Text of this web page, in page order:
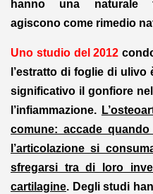
hanno una naturale
agiscono come rimedio
Uno studio del 2012
l’estratto di foglie di
significativo il gonfiore
l’infiammazione.
comune: accade
l’articolazione si
sfregarsi tra di loro
cartilagine. Degli studi